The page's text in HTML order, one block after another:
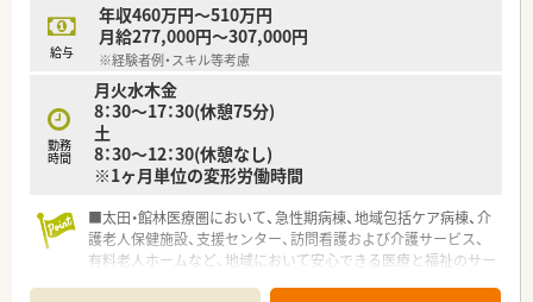
給与
年収460万円～510万円
月給277,000円～307,000円
※経験者例・スキル等考慮
勤務
時間
月火水木金
8：30～17：30(休憩75分)
土
8：30～12：30(休憩なし)
※1ヶ月単位の変形労働時間
■太田・館林医療圏において、急性期病棟、地域包括ケア病棟、介
護老人保健施設、支援センター、訪問看護および介護サービス、
有料老人ホームなど、地域において安心できる医療と福祉のサー